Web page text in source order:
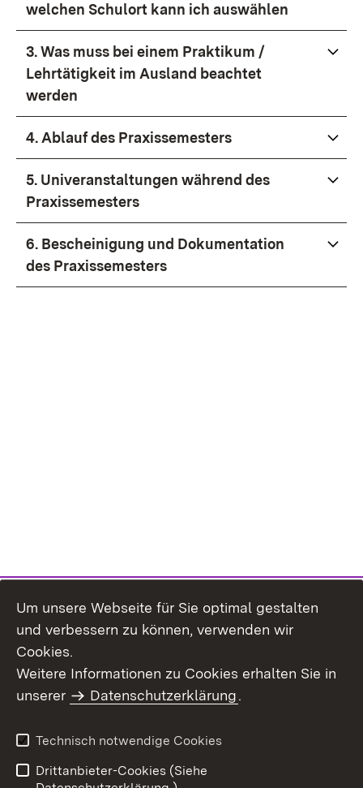
welchen Schulort kann ich auswählen
3. Was muss bei einem Praktikum /
Lehrtätigkeit im Ausland beachtet
werden
4. Ablauf des Praxissemesters
5. Univeranstaltungen während des
Praxissemesters
6. Bescheinigung und Dokumentation
des Praxissemesters
Benutzungshinweise
Erklärung zur
Um unsere Webseite für Sie optimal gestalten
und verbessern zu können, verwenden wir
Cookies.
Weitere Informationen zu Cookies erhalten Sie in
unserer
Datenschutzerklärung.
Technisch notwendige Cookies
Drittanbieter-Cookies (Siehe